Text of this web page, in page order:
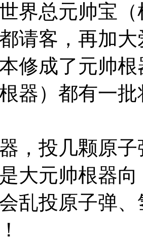
界总元帅宝
请客，再加
修成了元帅根
器）都有一
，投几颗原
大元帅根器
乱投原子弹